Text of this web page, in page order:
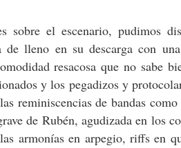
sobre el escenario, pudimos
de lleno en su descarga con
resacosa que no sabe
y los pegadizos y
reminiscencias de bandas como
de Rubén, agudizada en los
armonías en arpegio, riffs en